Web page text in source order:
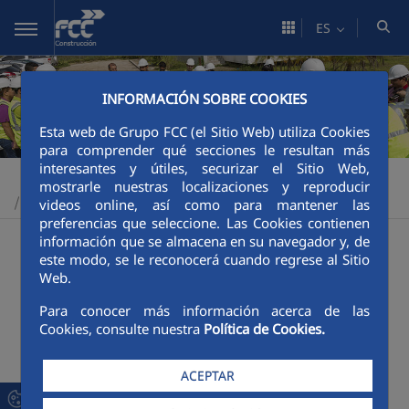
Saltar al contenido principal
INFORMACIÓN SOBRE COOKIES
Esta web de Grupo FCC (el Sitio Web) utiliza Cookies
para comprender qué secciones le resultan más
interesantes y útiles, securizar el Sitio Web,
mostrarle nuestras localizaciones y reproducir
videos online, así como para mantener las
preferencias que seleccione. Las Cookies contienen
información que se almacena en su navegador y, de
este modo, se le reconocerá cuando regrese al Sitio
Web.
Para conocer más información acerca de las
Cookies, consulte nuestra Política de Cookies.
ACEPTAR
ES
Construcción > Sostenibilidad >Comprometidos con la sociedad
Impacto positivo sobre la comunidad
132 viviendas Rivas Vaciamadrid
Accesos a la estación de la Sagrera
Adecuación hidráulica del Río Bogotá
Aeropuerto de Dublín
Aeropuerto Tenerife Norte
Aprovechamiento de residuos como materiales -
Bosque Metropolitano